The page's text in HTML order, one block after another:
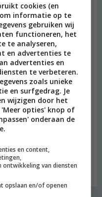
met kokosmelk
cookies (en
informatie op te
gebruiken wij
functioneren, het
te analyseren,
en advertenties te
advertenties en
te verbeteren.
zoals unieke
en surfgedrag. Je
wijzigen door het
opties' knop of
onderaan de
en content,
van diensten
opslaan en/of openen